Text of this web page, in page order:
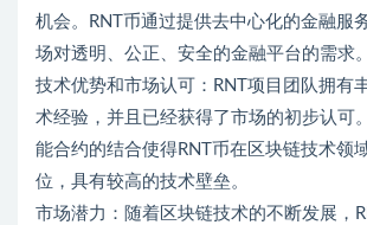
机会。RNT币通过提供去中心化的金融服
场对透明、公正、安全的金融平台的需求。
技术优势和市场认可：RNT项目团队拥有
术经验，并且已经获得了市场的初步认可
能合约的结合使得RNT币在区块链技术领
位，具有较高的技术壁垒。
市场潜力：随着区块链技术的不断发展，